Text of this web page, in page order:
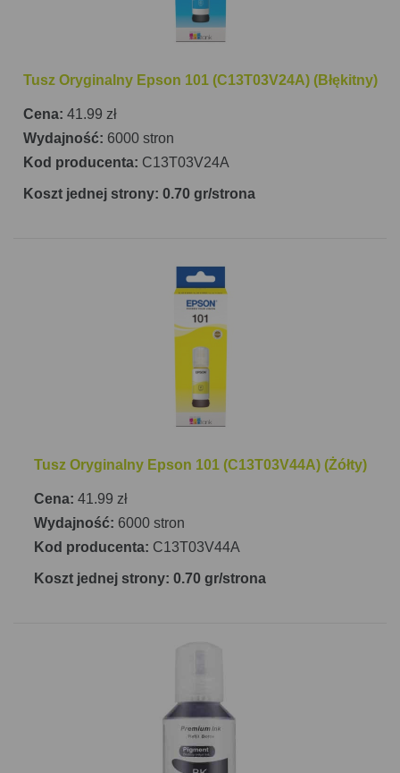
Tusz Oryginalny Epson 101 (C13T03V24A) (Błękitny)
Cena: 41.99 zł
Wydajność: 6000 stron
Kod producenta: C13T03V24A
Koszt jednej strony: 0.70 gr/strona
Tusz Oryginalny Epson 101 (C13T03V44A) (Żółty)
Cena: 41.99 zł
Wydajność: 6000 stron
Kod producenta: C13T03V44A
Koszt jednej strony: 0.70 gr/strona